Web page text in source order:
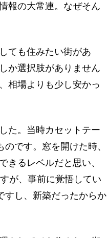
報の大常連。なぜそん
ても住みたい街があ
か選択肢がありません
相場よりも少し安かっ
た。当時カセットテー
です。窓を開けた時、
きるレベルだと思い、
が、事前に覚悟してい
すし、新築だったからか